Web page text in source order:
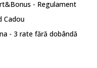
- Regulament
Cadou
- 3 rate fără dobândă